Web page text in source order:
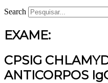
Search
EXAME:
CPSIG
ANTICORPOS